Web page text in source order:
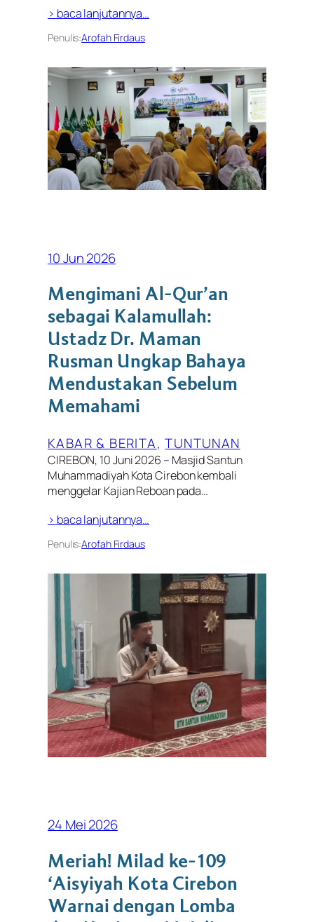
> baca lanjutannya…
Penulis:Arofah Firdaus
10 Jun 2026
Mengimani Al-Qur’an
sebagai Kalamullah:
Ustadz Dr. Maman
Rusman Ungkap Bahaya
Mendustakan Sebelum
Memahami
KABAR & BERITA, TUNTUNAN
CIREBON, 10 Juni 2026 – Masjid Santun
Muhammadiyah Kota Cirebon kembali
menggelar Kajian Reboan pada…
> baca lanjutannya…
Penulis:Arofah Firdaus
24 Mei 2026
Meriah! Milad ke-109
‘Aisyiyah Kota Cirebon
Warnai dengan Lomba